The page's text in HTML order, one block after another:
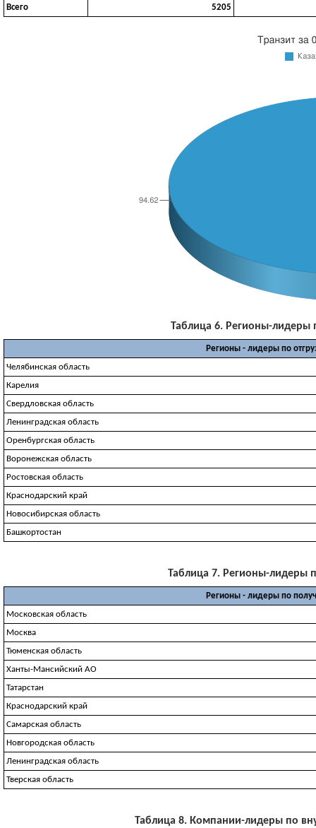
Всего 5205
Таблица 6. Регионы-лидеры
Регионы - лидеры по
Челябинская область
Карелия
Свердловская область
Ленинградская область
Оренбургская область
Воронежская область
Ростовская область
Краснодарский край
Новосибирская область
Башкортостан
Таблица 7. Регионы-лидеры
Регионы - лидеры по
Московская область
Москва
Тюменская область
Ханты-Мансийский АО
Татарстан
Краснодарский край
Самарская область
Новгородская область
Ленинградская область
Тверская область
Таблица 8. Компании-лидеры по